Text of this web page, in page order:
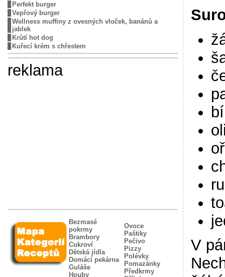
Perfekt burger
Vepřový burger
Wellness muffiny z ovesných vloček, banánů a
jablek
Krůtí hot dog
Kuřecí krém s chřestem
reklama
Bezmasé
pokrmy
Brambory
Cukroví
Dětská jídla
Domácí pekárna
Guláše
Houby
Ovoce
Paštiky
Pečivo
Pizzy
Polévky
Pomazánky
Předkrmy
V